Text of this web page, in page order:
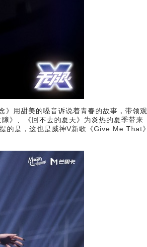
》用甜美的嗓音诉说着青春的故事，带领观
》、《回不去的夏天》为炎热的夏季带来
的是，这也是威神V新歌《Give Me That》